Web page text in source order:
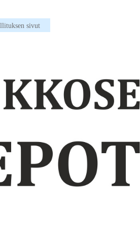
menu
sivut